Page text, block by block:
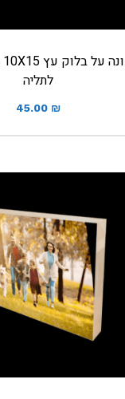
לתליה
45.00 ₪